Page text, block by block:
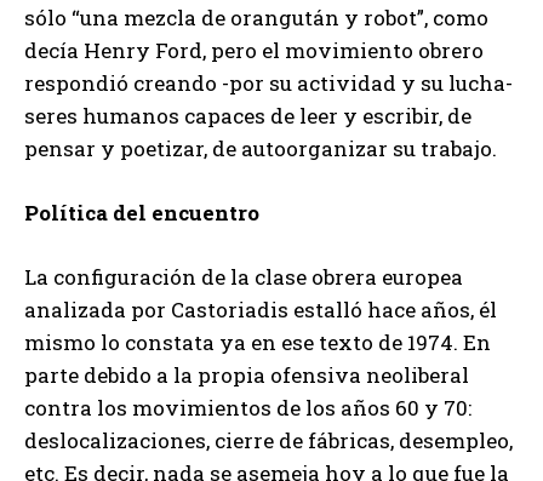
sólo “una mezcla de orangután y robot”, como
decía Henry Ford, pero el movimiento obrero
respondió creando -por su actividad y su lucha-
seres humanos capaces de leer y escribir, de
pensar y poetizar, de autoorganizar su trabajo.
Política del encuentro
La configuración de la clase obrera europea
analizada por Castoriadis estalló hace años, él
mismo lo constata ya en ese texto de 1974. En
parte debido a la propia ofensiva neoliberal
contra los movimientos de los años 60 y 70:
deslocalizaciones, cierre de fábricas, desempleo,
etc. Es decir, nada se asemeja hoy a lo que fue la